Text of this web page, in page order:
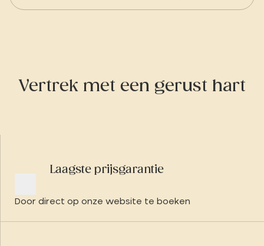
Vertrek met een gerust hart
Laagste prijsgarantie
Door direct op onze website te boeken